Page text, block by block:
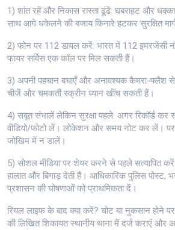
1) शांत रहें और निकास रास्ता ढूंढें: घबराहट और
साथ आगे धकेलने की बजाय किनारे हटकर सुरक्षित
2) फोन पर 112 डायल करें: भारत में 112 इमरजेंसी
फायर सर्विस एक कॉल पर मिल सकती हैं।
3) अपनी पहचान बचाएँ और अनावश्यक कैमरा-फ्लैश से
चीजें और चमकती स्क्रीन ध्यान खींच सकती हैं।
4) सबूत संभालें लेकिन सुरक्षा पहले: अगर रिकॉर्ड कर
वीडियो/फोटो लें। लोकेशन और समय नोट कर लें।
जोखिम में न डालें।
5) सोशल मीडिया पर शेयर करने से पहले सत्यापित
हालात और बिगाड़ देती हैं। आधिकारिक पुलिस पोस्ट,
प्रशासन की घोषणाओं को प्राथमिकता दें।
रियल लाइफ के बाद क्या करें? चोट या नुकसान होने
की लिखित शिकायत स्थानीय थाना में दर्ज कराएं